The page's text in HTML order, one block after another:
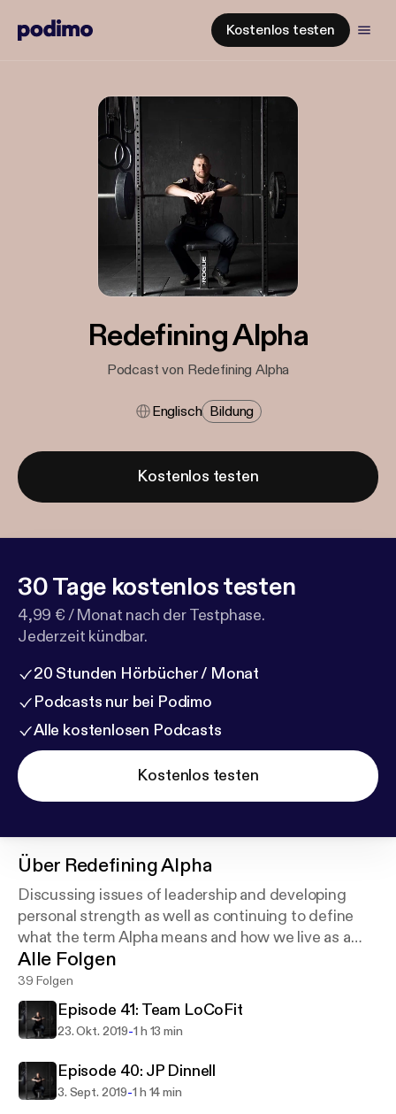
Kostenlos testen
Redefining Alpha
Podcast von Redefining Alpha
Englisch Bildung
Kostenlos testen
30 Tage kostenlos testen
4,99 € / Monat nach der Testphase.
Jederzeit kündbar.
20 Stunden Hörbücher / Monat
Podcasts nur bei Podimo
Alle kostenlosen Podcasts
Kostenlos testen
Über Redefining Alpha
Discussing issues of leadership and developing
personal strength as well as continuing to define
what the term Alpha means and how we live as a
true Alpha.
Alle Folgen
39 Folgen
Episode 41: Team LoCoFit
23. Okt. 2019-1 h 13 min
Episode 40: JP Dinnell
3. Sept. 2019-1 h 14 min